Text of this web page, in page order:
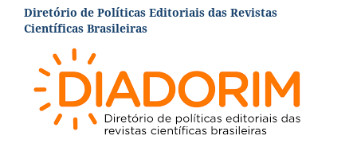
Diretório de Políticas Editoriais das Revistas
Científicas Brasileiras